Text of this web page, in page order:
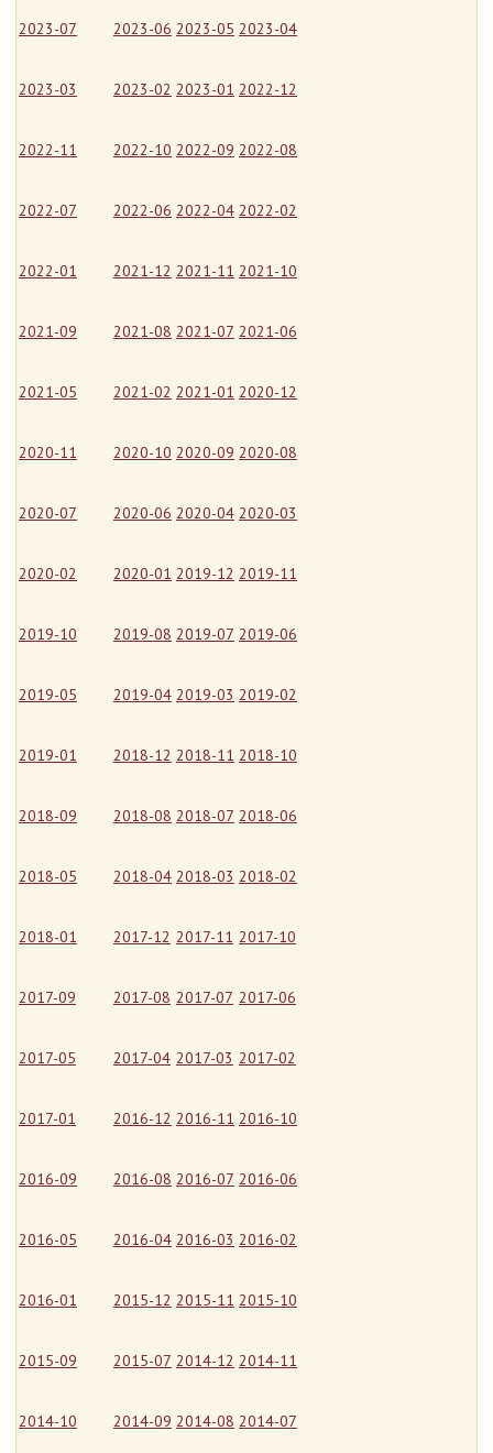
2023-07 2023-06 2023-05 2023-04
2023-03 2023-02 2023-01 2022-12
2022-11 2022-10 2022-09 2022-08
2022-07 2022-06 2022-04 2022-02
2022-01 2021-12 2021-11 2021-10
2021-09 2021-08 2021-07 2021-06
2021-05 2021-02 2021-01 2020-12
2020-11 2020-10 2020-09 2020-08
2020-07 2020-06 2020-04 2020-03
2020-02 2020-01 2019-12 2019-11
2019-10 2019-08 2019-07 2019-06
2019-05 2019-04 2019-03 2019-02
2019-01 2018-12 2018-11 2018-10
2018-09 2018-08 2018-07 2018-06
2018-05 2018-04 2018-03 2018-02
2018-01 2017-12 2017-11 2017-10
2017-09 2017-08 2017-07 2017-06
2017-05 2017-04 2017-03 2017-02
2017-01 2016-12 2016-11 2016-10
2016-09 2016-08 2016-07 2016-06
2016-05 2016-04 2016-03 2016-02
2016-01 2015-12 2015-11 2015-10
2015-09 2015-07 2014-12 2014-11
2014-10 2014-09 2014-08 2014-07